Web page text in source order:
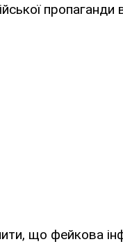
що фейкова